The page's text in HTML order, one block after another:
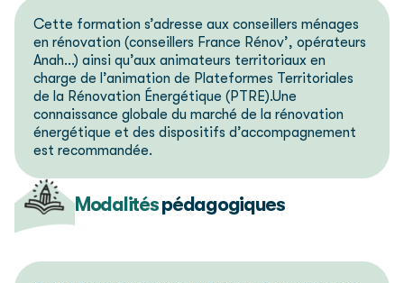
Cette formation s’adresse aux conseillers ménages
en rénovation (conseillers France Rénov’, opérateurs
Anah…) ainsi qu’aux animateurs territoriaux en
charge de l’animation de Plateformes Territoriales
de la Rénovation Énergétique (PTRE).Une
connaissance globale du marché de la rénovation
énergétique et des dispositifs d’accompagnement
est recommandée.
Modalitéspédagogiques